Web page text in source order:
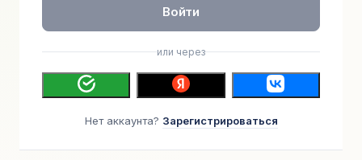
Войти
или через
Нет аккаунта? Зарегистрироваться